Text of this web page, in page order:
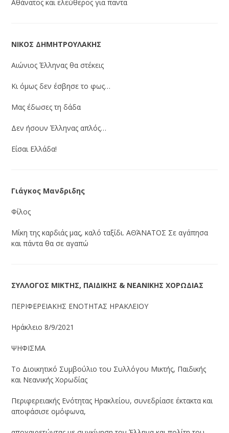
Αθάνατος και ελεύθερος για παντα
ΝΙΚΟΣ ΔΗΜΗΤΡΟΥΛΑΚΗΣ
Αιώνιος Έλληνας θα στέκεις
Κι όμως δεν έσβησε το φως…
Μας έδωσες τη δάδα
Δεν ήσουν Έλληνας απλός…
Είσαι Ελλάδα!
Γιάγκος Μανδριδης
Φίλος
Μίκη της καρδιάς μας, καλό ταξίδι. ΑΘΆΝΑΤΟΣ Σε αγάπησα
και πάντα θα σε αγαπώ
ΣΥΛΛΟΓΟΣ ΜΙΚΤΗΣ, ΠΑΙΔΙΚΗΣ & ΝΕΑΝΙΚΗΣ ΧΟΡΩΔΙΑΣ
ΠΕΡΙΦΕΡΕΙΑΚΗΣ ΕΝΟΤΗΤΑΣ ΗΡΑΚΛΕΙΟΥ
Ηράκλειο 8/9/2021
ΨΗΦΙΣΜΑ
Το Διοικητικό Συμβούλιο του Συλλόγου Μικτής, Παιδικής
και Νεανικής Χορωδίας
Περιφερειακής Ενότητας Ηρακλείου, συνεδρίασε έκτακτα και
αποφάσισε ομόφωνα,